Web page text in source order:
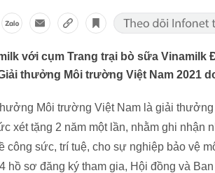
với cụm Trang trại bò sữa Vinamilk
thưởng Môi trường Việt Nam 2021
Môi trường Việt Nam là giải
xét tặng 2 năm một lần, nhằm ghi nhận
công sức, trí tuệ, cho sự nghiệp bảo vệ
hồ sơ đăng ký tham gia, Hội đồng và